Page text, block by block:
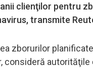
clienţilor pentru
transmite
zborurilor
consideră autorităţile